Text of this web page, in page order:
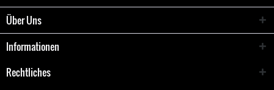
Über Uns
Informationen
Rechtliches